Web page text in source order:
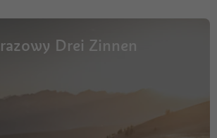
between nature,
Drei Zinnen